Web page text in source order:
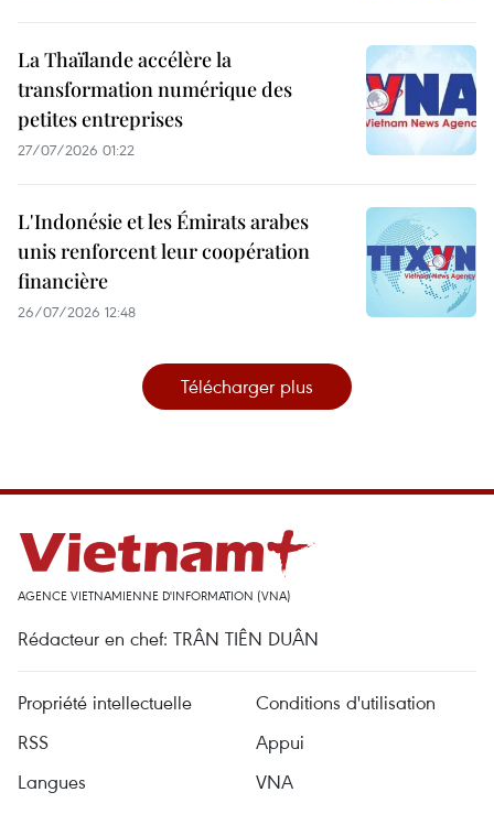
La Thaïlande accélère la
transformation numérique des
petites entreprises
27/07/2026 01:22
L'Indonésie et les Émirats arabes
unis renforcent leur coopération
financière
26/07/2026 12:48
Télécharger plus
AGENCE VIETNAMIENNE D'INFORMATION (VNA)
Rédacteur en chef: TRÂN TIÊN DUÂN
Propriété intellectuelle
Conditions d'utilisation
RSS
Appui
Langues
VNA